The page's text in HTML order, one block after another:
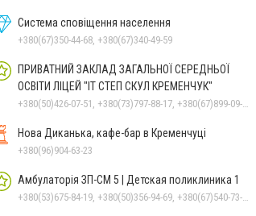
Система сповіщення населення
+380(67)350-44-68, +380(67)340-49-59
ПРИВАТНИЙ ЗАКЛАД ЗАГАЛЬНОЇ СЕРЕДНЬОЇ
ОСВІТИ ЛІЦЕЙ "ІТ СТЕП СКУЛ КРЕМЕНЧУК"
+380(50)426-07-51, +380(73)797-88-17, +380(67)899-09-16
Нова Диканька, кафе-бар в Кременчуці
+380(96)904-63-23
Амбулаторія ЗП-СМ 5 | Детская поликлиника 1
+380(53)675-84-19, +380(50)356-94-69, +380(67)540-73-87